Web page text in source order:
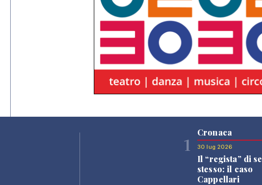
1
Cronaca
30 lug 2026
Il “regista” di se
stesso: il caso
Cappellari